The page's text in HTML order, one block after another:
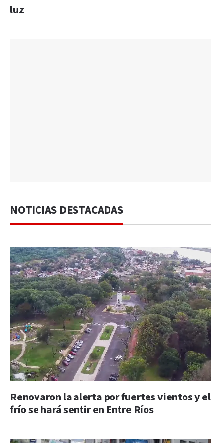
luz
NOTICIAS DESTACADAS
Renovaron la alerta por fuertes vientos y el
frío se hará sentir en Entre Ríos